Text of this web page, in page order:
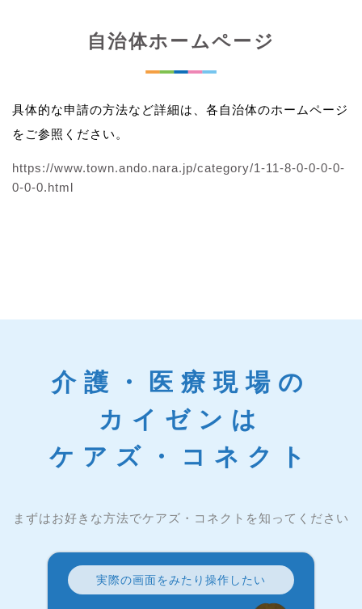
自治体ホームページ
具体的な申請の方法など詳細は、各自治体のホームページ
をご参照ください。
https://www.town.ando.nara.jp/category/1-11-8-0-0-0-0-
0-0-0.html
介護・医療現場の
カイゼンは
ケアズ・コネクト
まずはお好きな方法でケアズ・コネクトを知ってください
実際の画面をみたり操作したい